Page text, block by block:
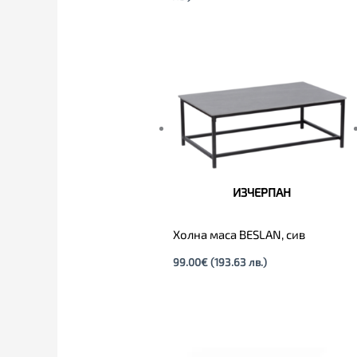
ИЗЧЕРПАН
Холна маса BESLAN, сив
99.00€(193.63 лв.)